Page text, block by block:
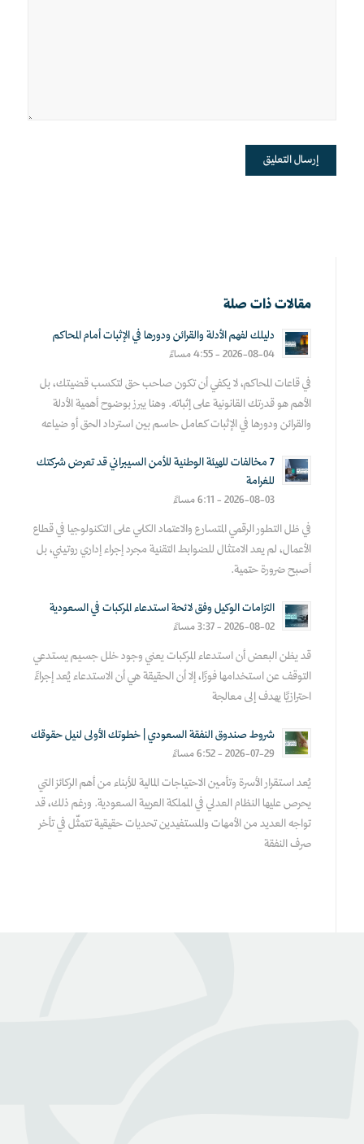
مقالات ذات صلة
دليلك لفهم الأدلة والقرائن ودورها في الإثبات أمام المحاكم
2026-08-04 - 4:55 مساءً
في قاعات المحاكم، لا يكفي أن تكون صاحب حق لتكسب قضيتك، بل
الأهم هو قدرتك القانونية على إثباته. وهنا يبرز بوضوح أهمية الأدلة
والقرائن ودورها في الإثبات كعامل حاسم بين استرداد الحق أو ضياعه
7 مخالفات للهيئة الوطنية للأمن السيبراني قد تعرض شركتك
للغرامة
2026-08-03 - 6:11 مساءً
في ظل التطور الرقمي المتسارع والاعتماد الكلي على التكنولوجيا في قطاع
الأعمال، لم يعد الامتثال للضوابط التقنية مجرد إجراء إداري روتيني، بل
أصبح ضرورة حتمية.
التزامات الوكيل وفق لائحة استدعاء المركبات في السعودية
2026-08-02 - 3:37 مساءً
قد يظن البعض أن استدعاء المركبات يعني وجود خلل جسيم يستدعي
التوقف عن استخدامها فورًا، إلا أن الحقيقة هي أن الاستدعاء يُعد إجراءً
احترازيًا يهدف إلى معالجة
شروط صندوق النفقة السعودي | خطوتك الأولى لنيل حقوقك
2026-07-29 - 6:52 مساءً
يُعد استقرار الأسرة وتأمين الاحتياجات المالية للأبناء من أهم الركائز التي
يحرص عليها النظام العدلي في المملكة العربية السعودية. ورغم ذلك، قد
تواجه العديد من الأمهات والمستفيدين تحديات حقيقية تتمثّل في تأخر
صرف النفقة